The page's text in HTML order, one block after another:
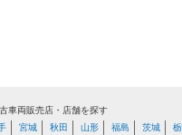
車両販売店・店舗を探す
宮城 秋田 山形 福島 茨城